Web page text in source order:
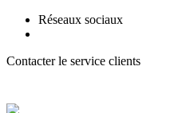
Réseaux sociaux
Contacter le service clients